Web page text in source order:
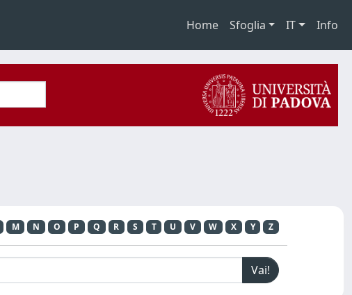
Home Sfoglia IT Info
M N O P Q R S T U V W X Y Z